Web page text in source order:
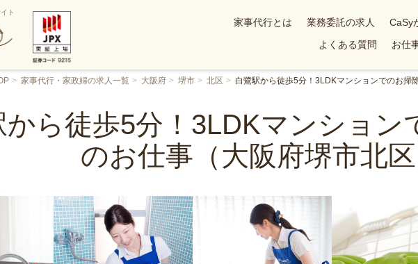
ト
家事代行とは 業務委託の求人 CaSy
よくある質問
お仕
家事代行・家政婦の求人一覧 大阪府 堺市 北区 白鷺駅から徒歩5分！3LDKマンションでのお掃
から徒歩5分！3LDKマンション
のお仕事（大阪府堺市北区